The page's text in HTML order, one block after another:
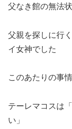
父なき館の無法
父親を探しに行
イ女神でした
このあたりの事
テーレマコスは
い」